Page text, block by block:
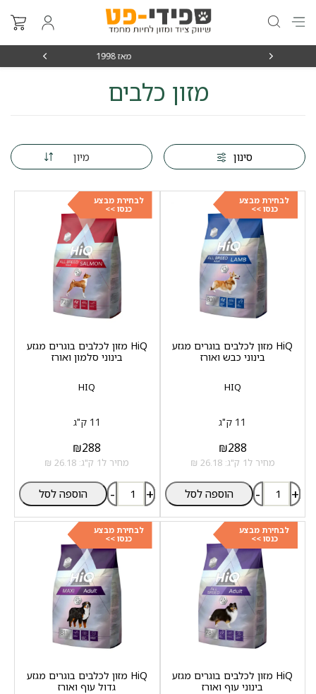
מזון כלבים
סינון מיון
לבחירת מבצע
כנסו >>
HIQ
HiQ מזון לכלבים בוגרים מגזע
בינוני כבש ואורז
11 ק"ג
₪288
מחיר ל1 ק"ג: 26.18 ₪
- + הוספה לסל
לבחירת מבצע
כנסו >>
HIQ
HiQ מזון לכלבים בוגרים מגזע
בינוני סלמון ואורז
11 ק"ג
₪288
מחיר ל1 ק"ג: 26.18 ₪
- + הוספה לסל
לבחירת מבצע
כנסו >>
HiQ מזון לכלבים בוגרים מגזע
בינוני עוף ואורז
לבחירת מבצע
כנסו >>
HiQ מזון לכלבים בוגרים מגזע
גדול עוף ואורז